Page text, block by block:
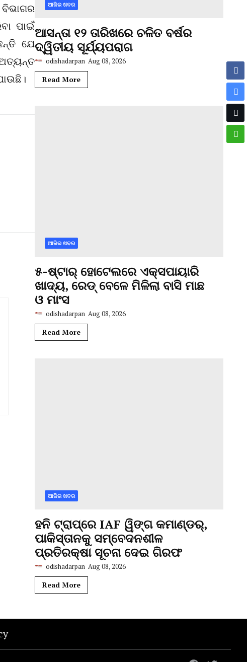
ପାଇଁ
ଯେ
ଅତ୍ୟନ୍ତ
ଆଜିର ଖବର
ଆସନ୍ତା ୧୨ ତାରିଖରେ ଚଳିତ ବର୍ଷର
ଦ୍ୱିତୀୟ ସୂର୍ଯ୍ୟପରାଗ
odishadarpan Aug 08, 2026
Read More
ଆଜିର ଖବର
୫-ଷ୍ଟାର୍ ହୋଟେଲରେ ଏକ୍ସପାୟାରି
ଖାଦ୍ୟ, ରେଡ୍ ବେଳେ ମିଳିଲା ବାସି ମାଛ
ଓ ମାଂସ
odishadarpan Aug 08, 2026
Read More
ଆଜିର ଖବର
ହନି ଟ୍ରାପ୍‌ରେ IAF ୱିଙ୍ଗ କମାଣ୍ଡର୍,
ପାକିସ୍ତାନକୁ ସମ୍ବେଦନଶୀଳ
ପ୍ରତିରକ୍ଷା ସୂଚନା ଦେଇ ଗିରଫ
odishadarpan Aug 08, 2026
Read More